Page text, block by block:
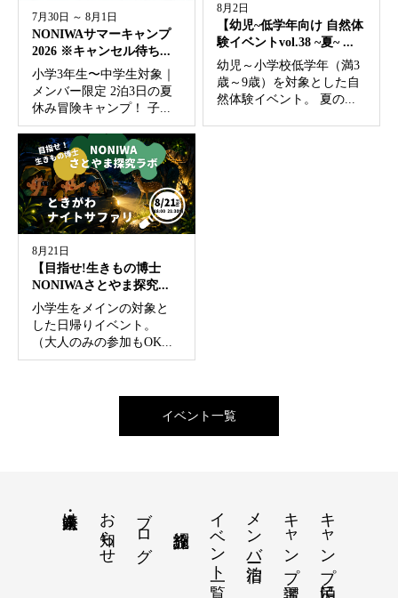
7月30日 ～ 8月1日
NONIWAサマーキャンプ
2026 ※キャンセル待ち...
小学3年生〜中学生対象｜
メンバー限定 2泊3日の夏
休み冒険キャンプ！ 子...
8月2日
【幼児~低学年向け 自然体
験イベントvol.38 ~夏~ ...
幼児～小学校低学年（満3
歳～9歳）を対象とした自
然体験イベント。 夏の...
8月21日
【目指せ!生きもの博士
NONIWAさとやま探究...
小学生をメインの対象と
した日帰りイベント。
（大人のみの参加もOK...
イベント一覧
キャンプ講習
メンバー宿泊
イベント一覧
ブログ
お知らせ
法人・企業向け